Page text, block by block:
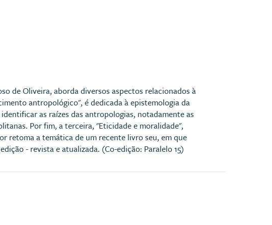
de Oliveira, aborda diversos aspectos relacionados à
antropológico", é dedicada à epistemologia da
as raízes das antropologias, notadamente as
Por fim, a terceira, "Eticidade e moralidade",
retoma a temática de um recente livro seu, em que
- revista e atualizada. (Co-edição: Paralelo 15)